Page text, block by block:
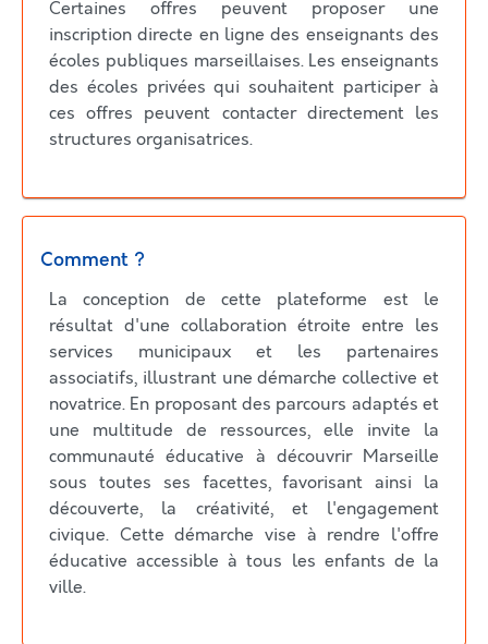
Certaines offres peuvent proposer une
inscription directe en ligne des enseignants des
écoles publiques marseillaises. Les enseignants
des écoles privées qui souhaitent participer à
ces offres peuvent contacter directement les
structures organisatrices.
Comment ?
La conception de cette plateforme est le
résultat d'une collaboration étroite entre les
services municipaux et les partenaires
associatifs, illustrant une démarche collective et
novatrice. En proposant des parcours adaptés et
une multitude de ressources, elle invite la
communauté éducative à découvrir Marseille
sous toutes ses facettes, favorisant ainsi la
découverte, la créativité, et l'engagement
civique. Cette démarche vise à rendre l'offre
éducative accessible à tous les enfants de la
ville.